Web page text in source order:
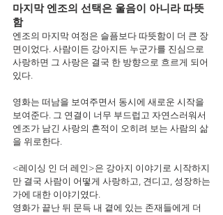
마지막 엔조의 선택은 울음이 아니라 따뜻
함
엔조의 마지막 여정은 슬픔보다 따뜻함이 더 큰 장
면이었다. 사람이든 강아지든 누군가를 진심으로
사랑하면 그 사랑은 결국 한 방향으로 흐르게 되어
있다.
영화는 떠남을 보여주면서 동시에 새로운 시작을
보여준다. 그 연결이 너무 부드럽고 자연스러워서
엔조가 남긴 사랑의 흔적이 오히려 보는 사람의 삶
을 위로한다.
<레이싱 인 더 레인>은 강아지 이야기로 시작하지
만 결국 사람이 어떻게 사랑하고, 견디고, 성장하는
가에 대한 이야기였다.
영화가 끝난 뒤 문득 내 곁에 있는 존재들에게 더